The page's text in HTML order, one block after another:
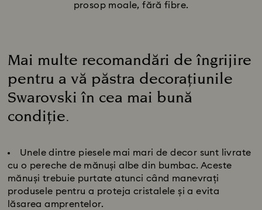
prosop moale, fără fibre.
Mai multe recomandări de îngrijire
pentru a vă păstra decorațiunile
Swarovski în cea mai bună
condiție.
Unele dintre piesele mai mari de decor sunt livrate
cu o pereche de mănuși albe din bumbac. Aceste
mănuși trebuie purtate atunci când manevrați
produsele pentru a proteja cristalele și a evita
lăsarea amprentelor.